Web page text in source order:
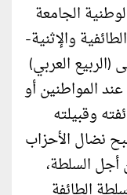
الجامعة
والإثنية-
العربي)
المواطنين أو
وقبيلته
نضال الأحزاب
السلطة،